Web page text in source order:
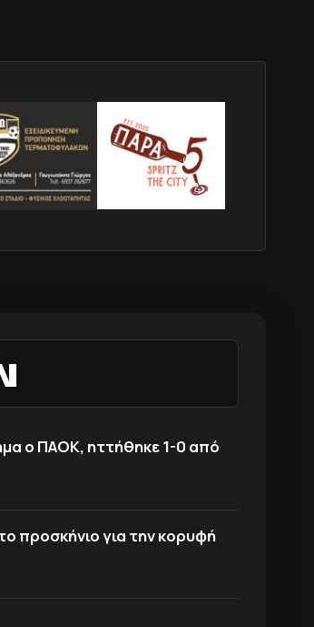
ο ΠΑΟΚ, ηττήθηκε 1-0 από
προσκήνιο για την κορυφή